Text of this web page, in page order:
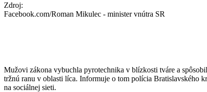
Zdroj:
Facebook.com/Roman Mikulec - minister vnútra SR
Mužovi zákona vybuchla pyrotechnika v blízkosti tváre a
tržnú ranu v oblasti líca. Informuje o tom polícia Bratislavského
na sociálnej sieti.